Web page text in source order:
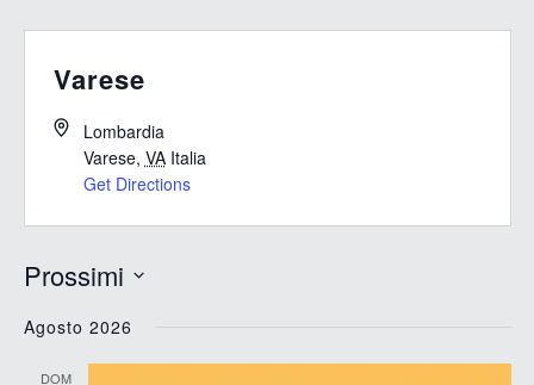
Varese
Lombardia
Varese, VA Italia
Get Directions
Prossimi
la
Agosto 2026
DOM